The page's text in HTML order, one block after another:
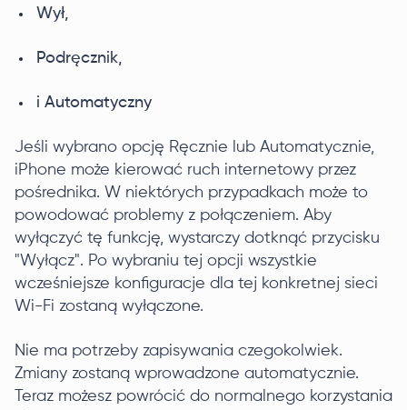
Wył,
Podręcznik,
i Automatyczny
Jeśli wybrano opcję Ręcznie lub Automatycznie,
iPhone może kierować ruch internetowy przez
pośrednika. W niektórych przypadkach może to
powodować problemy z połączeniem. Aby
wyłączyć tę funkcję, wystarczy dotknąć przycisku
"Wyłącz". Po wybraniu tej opcji wszystkie
wcześniejsze konfiguracje dla tej konkretnej sieci
Wi-Fi zostaną wyłączone.
Nie ma potrzeby zapisywania czegokolwiek.
Zmiany zostaną wprowadzone automatycznie.
Teraz możesz powrócić do normalnego korzystania